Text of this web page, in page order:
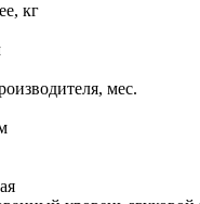
кг
мес.